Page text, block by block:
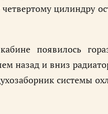
цилиндру
появилось
назад и вниз
системы